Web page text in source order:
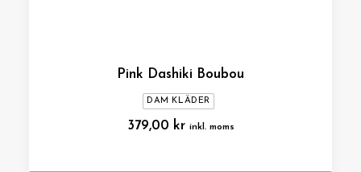
Pink Dashiki Boubou
DAM KLÄDER
379,00 kr inkl. moms